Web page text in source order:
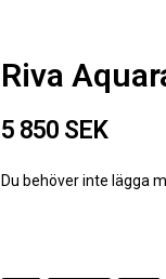
Riva
5 850 SEK
Du behöver inte lägga